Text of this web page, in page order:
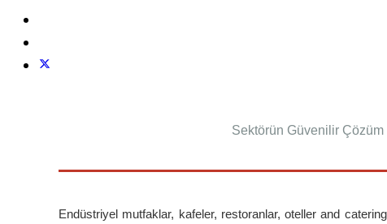
Sektörün Güvenilir
Endüstriyel mutfaklar, kafeler, restoranlar, oteller and